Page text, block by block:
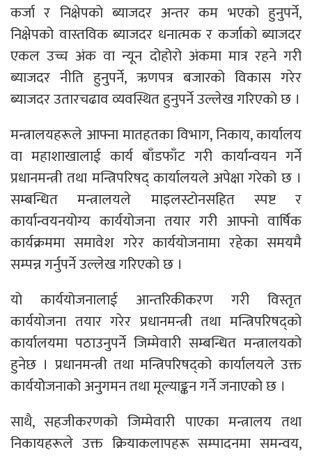
कर्जा र निक्षेपको ब्याजदर अन्तर कम भएको हुनुपर्ने,
निक्षेपको वास्तविक ब्याजदर धनात्मक र कर्जाको ब्याजदर
एकल उच्च अंक वा न्यून दोहोरो अंकमा मात्र रहने गरी
ब्याजदर नीति हुनुपर्ने, ऋणपत्र बजारको विकास गरेर
ब्याजदर उतारचढाव व्यवस्थित हुनुपर्ने उल्लेख गरिएको छ ।
मन्त्रालयहरूले आफ्ना मातहतका विभाग, निकाय, कार्यालय
वा महाशाखालाई कार्य बाँडफाँट गरी कार्यान्वयन गर्ने
प्रधानमन्त्री तथा मन्त्रिपरिषद् कार्यालयले अपेक्षा गरेको छ ।
सम्बन्धित मन्त्रालयले माइलस्टोनसहित स्पष्ट र
कार्यान्वयनयोग्य कार्ययोजना तयार गरी आफ्नो वार्षिक
कार्यक्रममा समावेश गरेर कार्ययोजनामा रहेका समयमै
सम्पन्न गर्नुपर्ने उल्लेख गरिएको छ ।
यो कार्ययोजनालाई आन्तरिकीकरण गरी विस्तृत
कार्ययोजना तयार गरेर प्रधानमन्त्री तथा मन्त्रिपरिषद्को
कार्यालयमा पठाउनुपर्ने जिम्मेवारी सम्बन्धित मन्त्रालयको
हुनेछ । प्रधानमन्त्री तथा मन्त्रिपरिषद्को कार्यालयले उक्त
कार्ययोेजनाको अनुगमन तथा मूल्याङ्कन गर्ने जनाएको छ ।
साथै, सहजीकरणको जिम्मेवारी पाएका मन्त्रालय तथा
निकायहरूले उक्त क्रियाकलापहरू सम्पादनमा समन्वय,